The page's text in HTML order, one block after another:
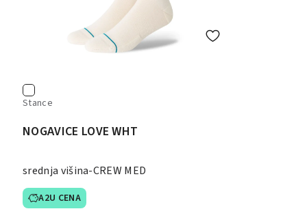
Stance
NOGAVICE LOVE WHT
srednja višina-CREW MED
A2U CENA